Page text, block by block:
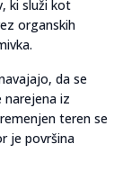
ki služi kot
organskih
da se
narejena iz
teren se
je površina